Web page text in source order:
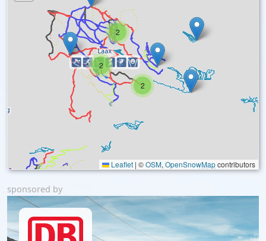
2
2
2
Leaflet | ©OSM, OpenSnowMapcontributors
sponsored by